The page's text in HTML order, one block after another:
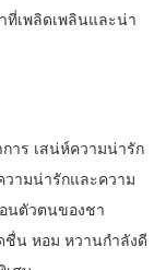
ที่เพลิดเพลินและน่า
าร เสน่ห์ความน่ารัก
ามน่ารักและความ
นตัวตนของชา
ชื่น หอม หวานกำลังดี